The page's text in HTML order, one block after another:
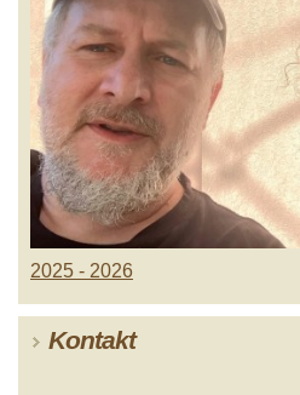
2025 - 2026
Kontakt